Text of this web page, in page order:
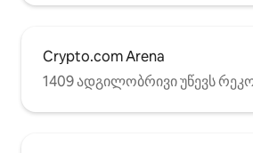
Crypto.com Arena
1409 ადგილობრივი უწევს